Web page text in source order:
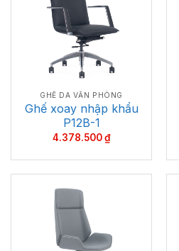
GHẾ DA VĂN PHÒNG
Ghế xoay nhập khẩu
P12B-1
4.378.500₫